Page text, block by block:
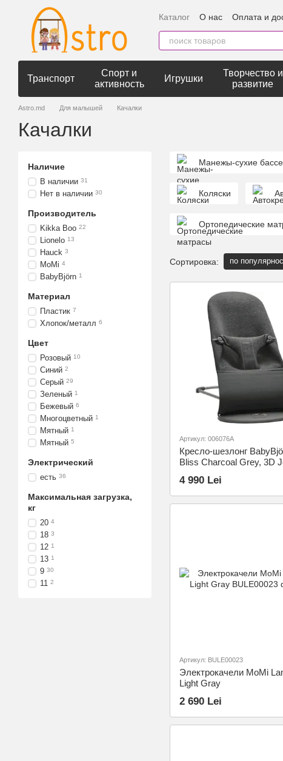
Перейти к основному контенту
Каталог О нас Оплата и
Транспорт
Спорт и
активность
Игрушки
Творчество и
развитие
Astro.md Для малышей Качалки
Качалки
Манежы-сухие
Коляски
Ортопедические
Сортировка: по
Артикул: 006076A
Кресло-шезлонг
Bliss Charcoal Grey, 3D
4 990 Lei
Артикул: BULE00023
Электрокачели MoMi
Light Gray
2 690 Lei
Наличие
В наличии 31
Нет в наличии 30
Производитель
Kikka Boo 22
Lionelo 13
Hauck 3
MoMi 4
BabyBjörn 1
Материал
Пластик 7
Хлопок/металл 6
Цвет
Розовый 10
Синий 2
Серый 29
Зеленый 1
Бежевый 6
Многоцветный 1
Мятный 1
Мятный 5
Электрический
есть 36
Максимальная загрузка,
кг
20 4
18 3
12 1
13 1
9 30
11 2